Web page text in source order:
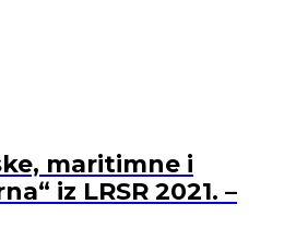
maritimne i
iz LRSR 2021. –